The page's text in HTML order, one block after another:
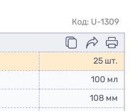
Код: U-1309
25 шт.
100 мл
108 мм